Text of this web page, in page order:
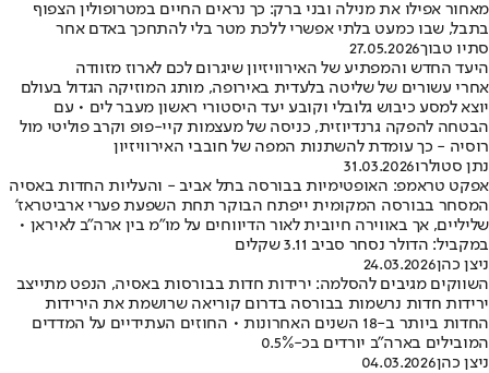
מאחור אפילו את מנילה ובני ברק: כך נראים החיים במטרופולין הצפוף
בתבל, שבו כמעט בלתי אפשרי ללכת מטר בלי להתחכך באדם אחר
סתיו טבוך27.05.2026
היעד החדש והמפתיע של האירוויזיון שיגרום לכם לארוז מזוודה
אחרי עשורים של שליטה בלעדית באירופה, מותג המוזיקה הגדול בעולם
יוצא למסע כיבוש גלובלי וקובע יעד היסטורי ראשון מעבר לים • עם
הבטחה להפקה גרנדיוזית, כניסה של מעצמות קיי-פופ וקרב פוליטי מול
רוסיה - כך עומדת להשתנות המפה של חובבי האירוויזיון
נתן סטולרו31.03.2026
אפקט טראמפ: האופטימיות בבורסה בתל אביב - והעליות החדות באסיה
המסחר בבורסה המקומית ייפתח הבוקר תחת השפעת פערי ארביטראז'
שליליים, אך באווירה חיובית לאור הדיווחים על מו"מ בין ארה"ב לאיראן •
במקביל: הדולר נסחר סביב 3.11 שקלים
ניצן כהן24.03.2026
השווקים מגיבים להסלמה: ירידות חדות בבורסות באסיה, הנפט מתייצב
ירידות חדות נרשמות בבורסה בדרום קוריאה שרושמת את הירידות
החדות ביותר ב-18 השנים האחרונות • החוזים העתידיים על המדדים
המובילים בארה"ב יורדים בכ-0.5%
ניצן כהן04.03.2026